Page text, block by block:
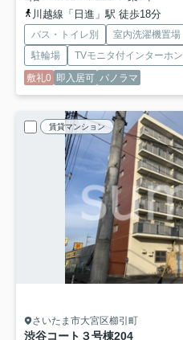
川越線「日進」駅 徒歩18分
バス・トイレ別 室内洗濯機置場
駐輪場
TVモニタ付インターホン
敷礼0 即入居可 パノラマ
賃貸マンション
さいたま市大宮区櫛引町
渋谷コート３号棟204